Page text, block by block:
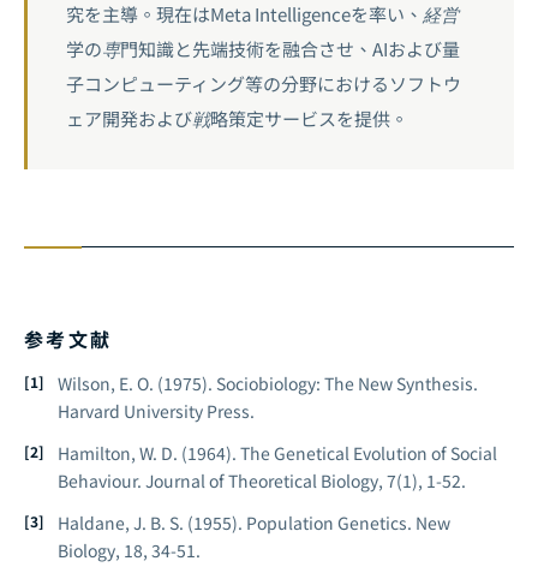
究を主導。現在はMeta Intelligenceを率い、経営
学の専門知識と先端技術を融合させ、AIおよび量
子コンピューティング等の分野におけるソフトウ
ェア開発および戦略策定サービスを提供。
参考文献
Wilson, E. O. (1975). Sociobiology: The New Synthesis.
Harvard University Press.
Hamilton, W. D. (1964). The Genetical Evolution of Social
Behaviour. Journal of Theoretical Biology, 7(1), 1-52.
Haldane, J. B. S. (1955). Population Genetics. New
Biology, 18, 34-51.